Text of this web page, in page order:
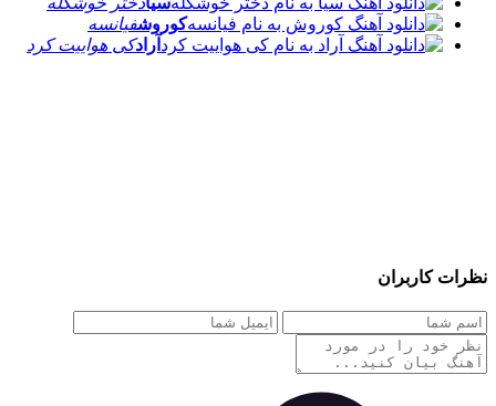
کوروشفیانسه
آرادکی هواییت کرد
نظرات کاربران